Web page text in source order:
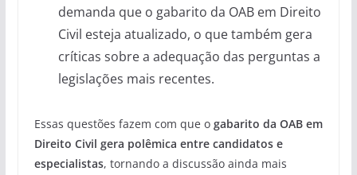
demanda que o gabarito da OAB em Direito
Civil esteja atualizado, o que também gera
críticas sobre a adequação das perguntas a
legislações mais recentes.
Essas questões fazem com que o gabarito da OAB em
Direito Civil gera polêmica entre candidatos e
especialistas, tornando a discussão ainda mais